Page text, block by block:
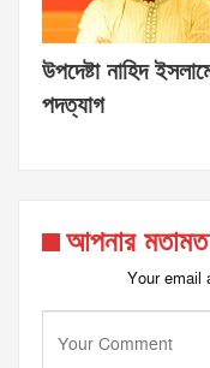
উপদেষ্টা নাহিদ
পদত্যাগ
আপনার
Your email